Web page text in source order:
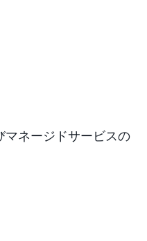
マネージドサービスの